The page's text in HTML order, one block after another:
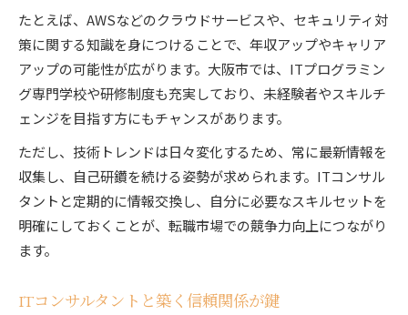
たとえば、AWSなどのクラウドサービスや、セキュリティ対
策に関する知識を身につけることで、年収アップやキャリア
アップの可能性が広がります。大阪市では、ITプログラミン
グ専門学校や研修制度も充実しており、未経験者やスキルチ
ェンジを目指す方にもチャンスがあります。
ただし、技術トレンドは日々変化するため、常に最新情報を
収集し、自己研鑽を続ける姿勢が求められます。ITコンサル
タントと定期的に情報交換し、自分に必要なスキルセットを
明確にしておくことが、転職市場での競争力向上につながり
ます。
ITコンサルタントと築く信頼関係が鍵